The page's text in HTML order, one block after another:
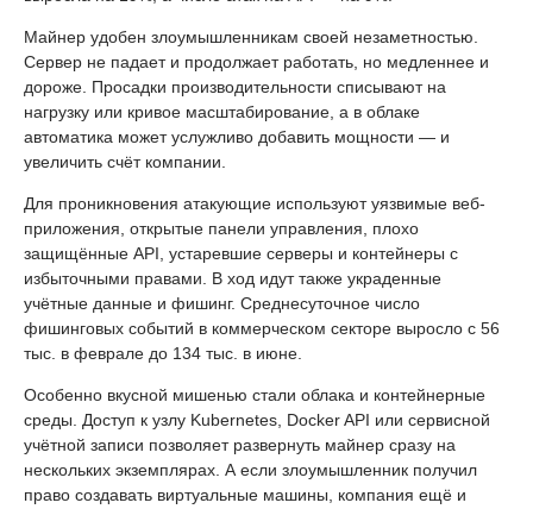
Майнер удобен злоумышленникам своей незаметностью.
Сервер не падает и продолжает работать, но медленнее и
дороже. Просадки производительности списывают на
нагрузку или кривое масштабирование, а в облаке
автоматика может услужливо добавить мощности — и
увеличить счёт компании.
Для проникновения атакующие используют уязвимые веб-
приложения, открытые панели управления, плохо
защищённые API, устаревшие серверы и контейнеры с
избыточными правами. В ход идут также украденные
учётные данные и фишинг. Среднесуточное число
фишинговых событий в коммерческом секторе выросло с 56
тыс. в феврале до 134 тыс. в июне.
Особенно вкусной мишенью стали облака и контейнерные
среды. Доступ к узлу Kubernetes, Docker API или сервисной
учётной записи позволяет развернуть майнер сразу на
нескольких экземплярах. А если злоумышленник получил
право создавать виртуальные машины, компания ещё и